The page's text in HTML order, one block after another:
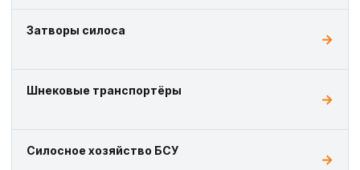
Затворы силоса
Шнековые транспортёры
Силосное хозяйство БСУ